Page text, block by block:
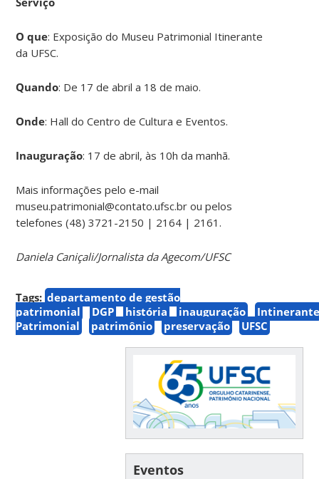
O que: Exposição do Museu Patrimonial Itinerante
da UFSC.
Quando: De 17 de abril a 18 de maio.
Onde: Hall do Centro de Cultura e Eventos.
Inauguração: 17 de abril, às 10h da manhã.
Mais informações pelo e-mail
museu.patrimonial@contato.ufsc.br ou pelos
telefones (48) 3721-2150 | 2164 | 2161.
Daniela Caniçali/Jornalista da Agecom/UFSC
Tags: departamento de gestão
patrimonial
DGP história inauguração
Patrimonial
patrimônio preservação UFSC
Eventos